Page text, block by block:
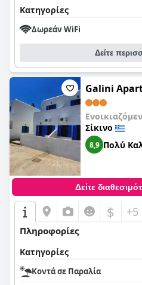
Κατηγορίες
Δωρεάν WiFi
Δείτε
Galini
Σίκινο
8,9 Πολύ
Δείτε
$ +5
Πληροφορίες
Κατηγορίες
Κοντά σε Παραλία